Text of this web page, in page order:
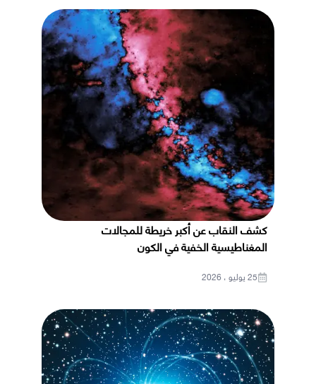
كشف النقاب عن أكبر خريطة للمجالات
المغناطيسية الخفية في الكون
25 يوليو ، 2026